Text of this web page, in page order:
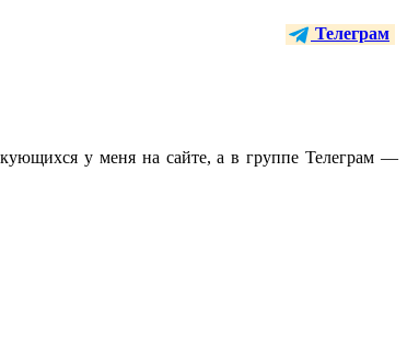
Телеграм
у меня на сайте, а в группе Телеграм —